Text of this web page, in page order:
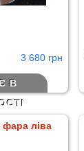
3 680 грн
В
фара ліва